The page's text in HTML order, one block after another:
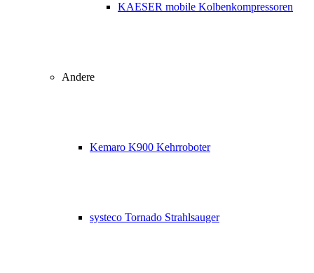
KAESER mobile Kolbenkompressoren
Andere
Kemaro K900 Kehrroboter
systeco Tornado Strahlsauger